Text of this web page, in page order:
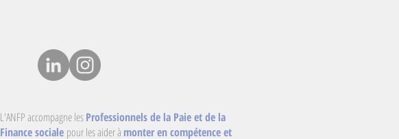
L'ANFP accompagne lesProfessionnels de la Paie et de la
Finance sociale pour les aider à monter en compétence et